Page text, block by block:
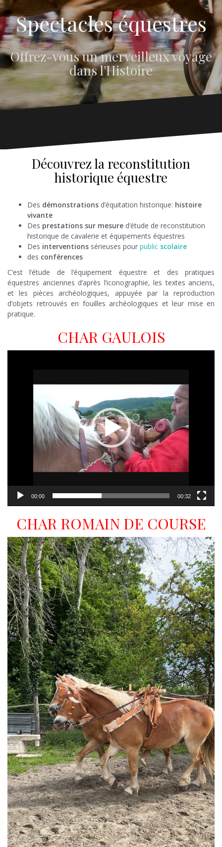
Spectacles équestres
Offrez-vous un merveilleux voyage
dans l'Histoire
Découvrez la reconstitution
historique équestre
Des démonstrations d’équitation historique: histoire
vivante
Des prestations sur mesure d’étude de reconstitution
historique de cavalerie et équipements équestres
Des interventions sérieuses pour public scolaire
des conférences
C’est l’étude de l’équipement équestre et des pratiques
équestres anciennes d’après l’iconographie, les textes anciens,
et les pièces archéologiques, appuyée par la reproduction
d’objets retrouvés en fouilles archéologiques et leur mise en
pratique.
CHAR GAULOIS
00:00 00:32
CHAR ROMAIN DE COURSE
Lecteur
vidéo